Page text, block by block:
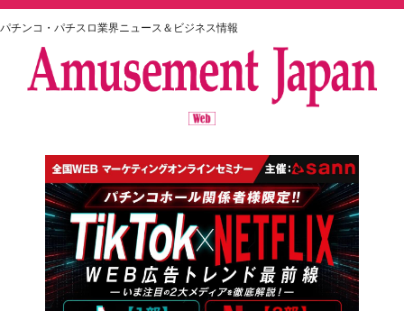
パチンコ・パチスロ業界ニュース＆ビジネス情報